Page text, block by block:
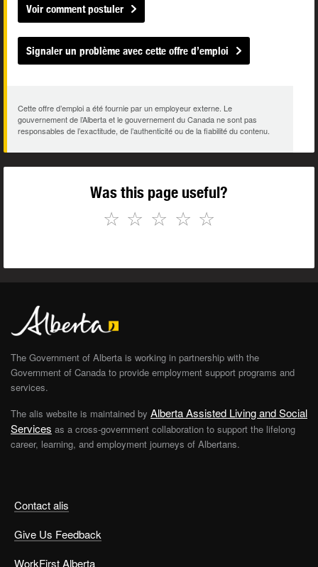
Voir comment postuler
Signaler un problème avec cette offre d’emploi
Cette offre d’emploi a été fournie par un employeur externe. Le
gouvernement de l’Alberta et le gouvernement du Canada ne sont pas
responsables de l’exactitude, de l’authenticité ou de la fiabilité du contenu.
Was this page useful?
☆
☆
☆
☆
☆
Contact alis
Give Us Feedback
WorkFirst Alberta
The Government of Alberta is working in partnership with the
Government of Canada to provide employment support programs and
services.
The alis website is maintained by Alberta Assisted Living and Social
Services as a cross-government collaboration to support the lifelong
career, learning, and employment journeys of Albertans.